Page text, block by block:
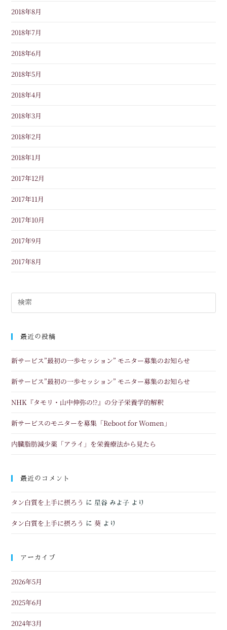
2018年8月
2018年7月
2018年6月
2018年5月
2018年4月
2018年3月
2018年2月
2018年1月
2017年12月
2017年11月
2017年10月
2017年9月
2017年8月
最近の投稿
新サービス”最初の一歩セッション” モニター募集のお知らせ
新サービス”最初の一歩セッション” モニター募集のお知らせ
NHK『タモリ・山中伸弥の!?』の分子栄養学的解釈
新サービスのモニターを募集「Reboot for Women」
内臓脂肪減少薬「アライ」を栄養療法から見たら
最近のコメント
タン白質を上手に摂ろう に 星谷 みよ子 より
タン白質を上手に摂ろう に葵 より
アーカイブ
2026年5月
2025年6月
2024年3月